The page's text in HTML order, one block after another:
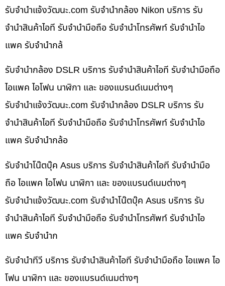
รับจํานําแจ้งวัฒนะ.com รับจำนำกล้อง Nikon บริการ รับ
จำนำสินค้าไอที รับจำนำมือถือ รับจำนำโทรศัพท์ รับจำนำไอ
แพค รับจำนำกล้
รับจำนำกล้อง DSLR บริการ รับจำนำสินค้าไอที รับจำนำมือถือ
ไอแพค ไอโฟน นาฬิกา และ ของแบรนด์เนมต่างๆ
รับจํานําแจ้งวัฒนะ.com รับจำนำกล้อง DSLR บริการ รับ
จำนำสินค้าไอที รับจำนำมือถือ รับจำนำโทรศัพท์ รับจำนำไอ
แพค รับจำนำกล้อ
รับจำนำโน๊ตบุ๊ค Asus บริการ รับจำนำสินค้าไอที รับจำนำมือ
ถือ ไอแพค ไอโฟน นาฬิกา และ ของแบรนด์เนมต่างๆ
รับจํานําแจ้งวัฒนะ.com รับจำนำโน๊ตบุ๊ค Asus บริการ รับ
จำนำสินค้าไอที รับจำนำมือถือ รับจำนำโทรศัพท์ รับจำนำไอ
แพค รับจำนำก
รับจำนำทีวี บริการ รับจำนำสินค้าไอที รับจำนำมือถือ ไอแพค ไอ
โฟน นาฬิกา และ ของแบรนด์เนมต่างๆ